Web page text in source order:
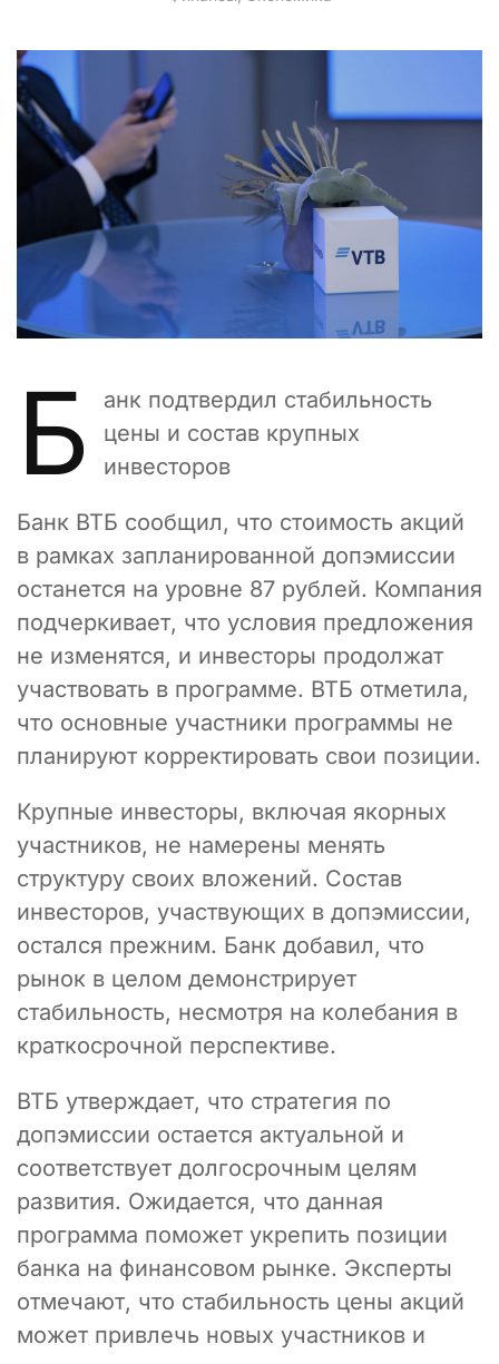
Б
анк подтвердил стабильность
цены и состав крупных
инвесторов
Банк ВТБ сообщил, что стоимость акций
в рамках запланированной допэмиссии
останется на уровне 87 рублей. Компания
подчеркивает, что условия предложения
не изменятся, и инвесторы продолжат
участвовать в программе. ВТБ отметила,
что основные участники программы не
планируют корректировать свои позиции.
Крупные инвесторы, включая якорных
участников, не намерены менять
структуру своих вложений. Состав
инвесторов, участвующих в допэмиссии,
остался прежним. Банк добавил, что
рынок в целом демонстрирует
стабильность, несмотря на колебания в
краткосрочной перспективе.
ВТБ утверждает, что стратегия по
допэмиссии остается актуальной и
соответствует долгосрочным целям
развития. Ожидается, что данная
программа поможет укрепить позиции
банка на финансовом рынке. Эксперты
отмечают, что стабильность цены акций
может привлечь новых участников и